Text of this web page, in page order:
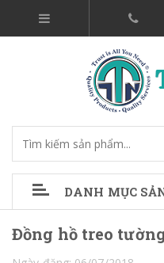
DANH MỤC
Đồng hồ treo